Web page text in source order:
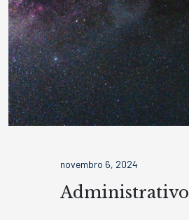
novembro 6, 2024
Administrativo